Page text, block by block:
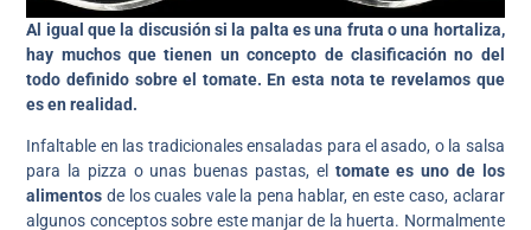
Al igual que la discusión si la palta es una fruta o una hortaliza,
hay muchos que tienen un concepto de clasificación no del
todo definido sobre el tomate. En esta nota te revelamos que
es en realidad.
Infaltable en las tradicionales ensaladas para el asado, o la salsa
para la pizza o unas buenas pastas, el tomate es uno de los
alimentos de los cuales vale la pena hablar, en este caso, aclarar
algunos conceptos sobre este manjar de la huerta. Normalmente